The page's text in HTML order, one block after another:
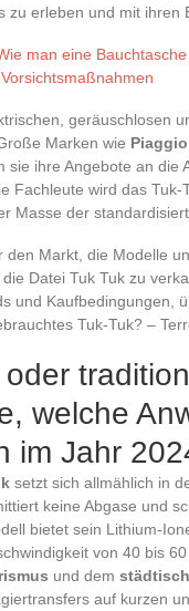
zu erleben und mit ihren
man eine
geräuschlosen
Marken wie Piaggio
sie ihre Angebote an
Fachleute wird das
Masse der
den Markt, die Modelle
Datei Tuk Tuk zu
und Kaufbedingungen,
Tuk-Tuk? –
welche
im Jahr
setzt sich allmählich in
keine Abgase und
bietet sein Lithium-
von 40 bis
und dem
auf kurzen